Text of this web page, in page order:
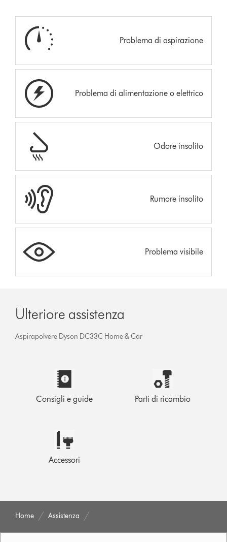
Problema di aspirazione
Problema di alimentazione o elettrico
Odore insolito
Rumore insolito
Problema visibile
Ulteriore assistenza
Aspirapolvere Dyson DC33C Home & Car
Consigli e guide Parti di ricambio
Accessori
Home Assistenza